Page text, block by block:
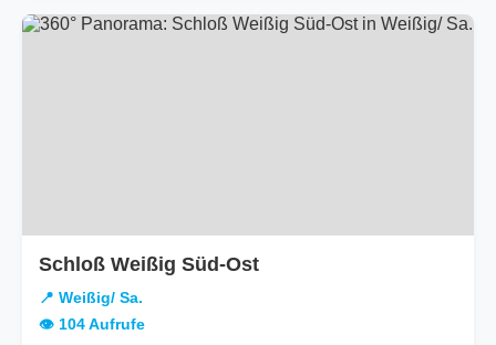
Schloß Weißig Süd-Ostin
📍 Weißig/ Sa.
👁️ 104 Aufrufe